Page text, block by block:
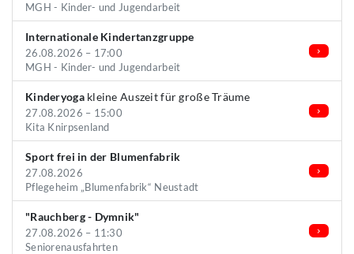
MGH - Kinder- und Jugendarbeit
Internationale Kindertanzgruppe
26.08.2026 – 17:00
MGH - Kinder- und Jugendarbeit
Kinderyoga kleine Auszeit für große Träume
27.08.2026 – 15:00
Kita Knirpsenland
Sport frei in der Blumenfabrik
27.08.2026
Pflegeheim „Blumenfabrik“ Neustadt
"Rauchberg - Dymnik"
27.08.2026 – 11:30
Seniorenausfahrten